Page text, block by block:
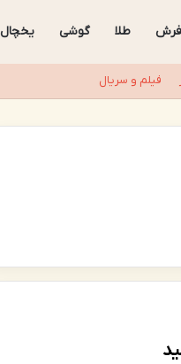
فرش طلا گوشی یخچال
فیلم و سریال